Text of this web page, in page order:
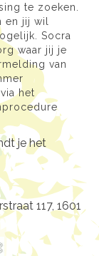
te zoeken.
jij wil
Socra
waar jij je
van
het
je het
117, 1601